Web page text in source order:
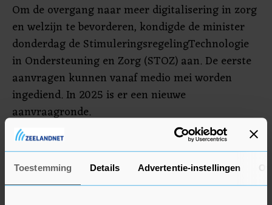
Toestemming Details Advertentie-instellingen
Om de overgang naar meer digitalisering in zorg
en welzijn te bevorderen, kondigde de minister
donderdag de StimuleringsregelingTechnologie
in Ondersteuning en Zorg (STOZ) aan. De eerste
aanvragen kunnen vanaf medio mei worden
ingediend. In 2025 is er een nieuwe
aanvraagronde.